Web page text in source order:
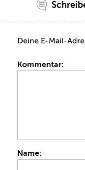
Deine E-Mail-
Kommentar:
Name: